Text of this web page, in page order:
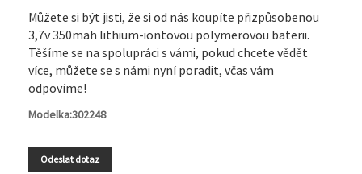
Můžete si být jisti, že si od nás koupíte přizpůsobenou
3,7v 350mah lithium-iontovou polymerovou baterii.
Těšíme se na spolupráci s vámi, pokud chcete vědět
více, můžete se s námi nyní poradit, včas vám
odpovíme!
Modelka:302248
Odeslat dotaz